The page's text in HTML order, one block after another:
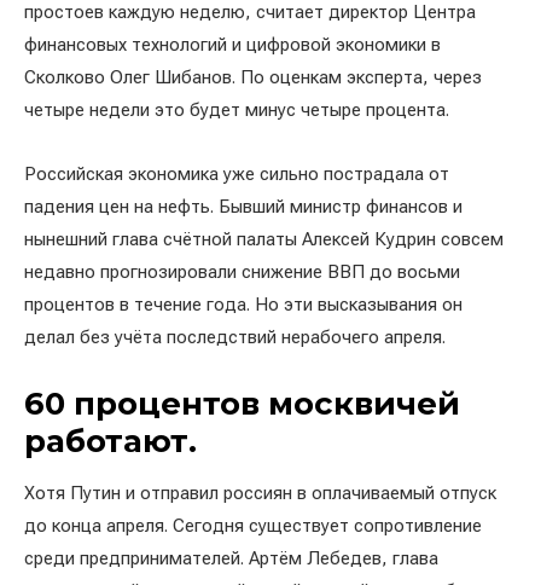
простоев каждую неделю, считает директор Центра
финансовых технологий и цифровой экономики в
Сколково Олег Шибанов. По оценкам эксперта, через
четыре недели это будет минус четыре процента.
Российская экономика уже сильно пострадала от
падения цен на нефть. Бывший министр финансов и
нынешний глава счётной палаты Алексей Кудрин совсем
недавно прогнозировали снижение ВВП до восьми
процентов в течение года. Но эти высказывания он
делал без учёта последствий нерабочего апреля.
60 процентов москвичей
работают.
Хотя Путин и отправил россиян в оплачиваемый отпуск
до конца апреля. Сегодня существует сопротивление
среди предпринимателей. Артём Лебедев, глава